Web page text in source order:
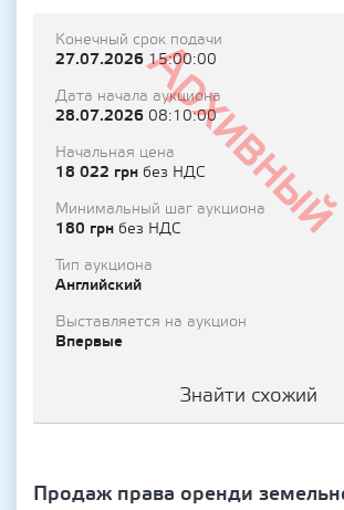
Архивный
Конечный срок подачи
27.07.202615:00:00
Дата начала аукциона
28.07.2026 08:10:00
Начальная цена
18 022 грн без НДС
Минимальный шаг аукциона
180 грн без НДС
Тип аукциона
Английский
Выставляется на аукцион
Впервые
Знайти схожий
Продаж права оренди